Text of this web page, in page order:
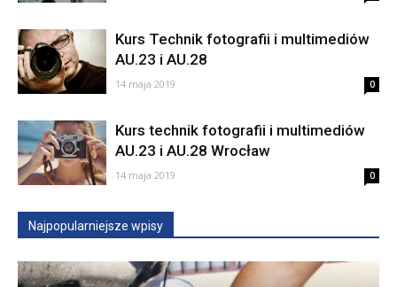
Kurs Technik fotografii i multimediów
AU.23 i AU.28
14 maja 2019 0
Kurs technik fotografii i multimediów
AU.23 i AU.28 Wrocław
14 maja 2019 0
Najpopularniejsze wpisy